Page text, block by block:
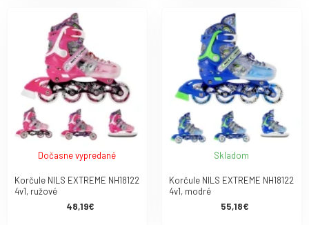
Dočasne vypredané
Korčule NILS EXTREME NH18122
4v1, ružové
48,19€
Skladom
Korčule NILS EXTREME NH18122
4v1, modré
55,18€